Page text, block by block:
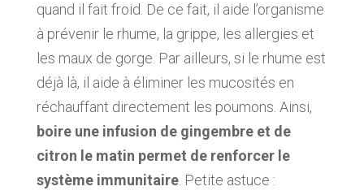
quand il fait froid. De ce fait, il aide l’organisme
à prévenir le rhume, la grippe, les allergies et
les maux de gorge. Par ailleurs, si le rhume est
déjà là, il aide à éliminer les mucosités en
réchauffant directement les poumons. Ainsi,
boire une infusion de gingembre et de
citron le matin permet de renforcer le
système immunitaire. Petite astuce :